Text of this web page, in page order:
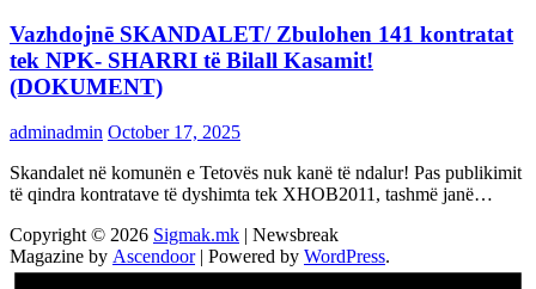
Vazhdojnē SKANDALET/ Zbulohen 141 kontratat
tek NPK- SHARRI të Bilall Kasamit!
(DOKUMENT)
adminadmin October 17, 2025
Skandalet në komunën e Tetovës nuk kanë të ndalur! Pas publikimit
të qindra kontratave të dyshimta tek XHOB2011, tashmë janë…
Copyright © 2026 Sigmak.mk | Newsbreak
Magazine by Ascendoor| Powered by WordPress.